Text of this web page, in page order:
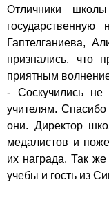
Отличники
Гаптелганиева,
признались, что
приятным
- Соскучились
учителям.
они. Директор
медалистов и
их награда. Так
учебы и гость из